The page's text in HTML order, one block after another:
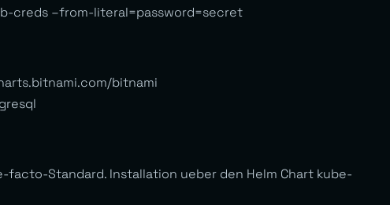
creds –from-literal=password=secret
bitnami
facto-Standard. Installation ueber den Helm Chart kube-